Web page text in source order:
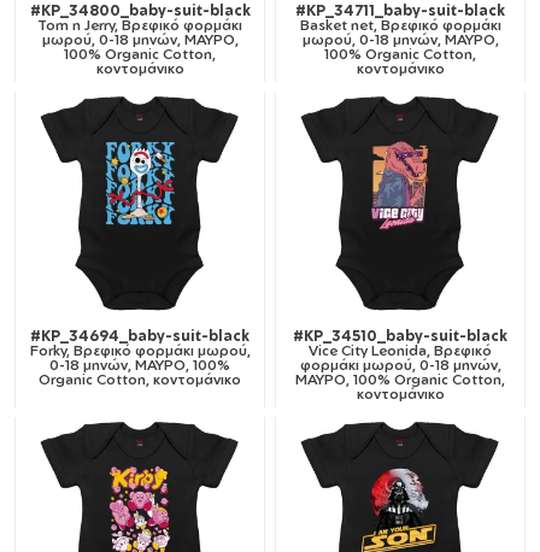
#KP_34800_baby-suit-black
Tom n Jerry, Βρεφικό φορμάκι
μωρού, 0-18 μηνών, ΜΑΥΡΟ,
100% Organic Cotton,
κοντομάνικο
#KP_34711_baby-suit-black
Basket net, Βρεφικό φορμάκι
μωρού, 0-18 μηνών, ΜΑΥΡΟ,
100% Organic Cotton,
κοντομάνικο
#KP_34694_baby-suit-black
Forky, Βρεφικό φορμάκι μωρού,
0-18 μηνών, ΜΑΥΡΟ, 100%
Organic Cotton, κοντομάνικο
#KP_34510_baby-suit-black
Vice City Leonida, Βρεφικό
φορμάκι μωρού, 0-18 μηνών,
ΜΑΥΡΟ, 100% Organic Cotton,
κοντομάνικο